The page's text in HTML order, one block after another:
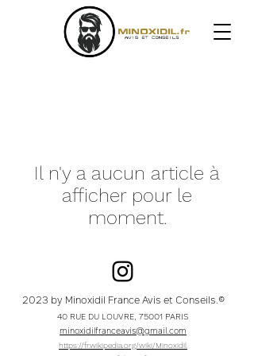
Il n'y a aucun article à
afficher pour le
moment.
2023 by Minoxidil France Avis et Conseils.©
40 RUE DU LOUVRE, 75001 PARIS
minoxidilfranceavis@gmail.com
https://fr.wikipedia.org/wiki/Minoxidil